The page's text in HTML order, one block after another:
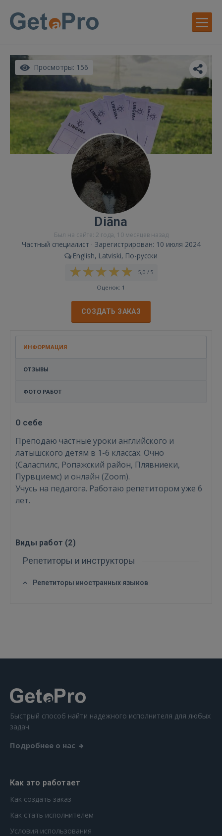
Ещё не зарегистрированы?
Просмотры: 156
Diāna
Был на сайте: 2 года, 10 месяцев назад
Частный специалист · Зарегистрирован: 10 июля 2024
English, Latviski, По-русски
5,0 / 5
Оценок: 1
СОЗДАТЬ ЗАКАЗ
ИНФОРМАЦИЯ
ОТЗЫВЫ
ФОТО РАБОТ
О себе
Преподаю частные уроки английского и
латышского детям в 1-6 классах. Очно
(Саласпилс, Ропажский район, Плявниеки,
Пурвциемс) и онлайн (Zoom).
Учусь на педагога. Работаю репетитором уже 6
лет.
Виды работ (2)
Репетиторы и инструкторы
Репетиторы иностранных языков
Быстрый способ найти надежного исполнителя для любых
задач.
Подробнее о нас
Как это работает
Как создать заказ
Как стать исполнителем
Условия использования